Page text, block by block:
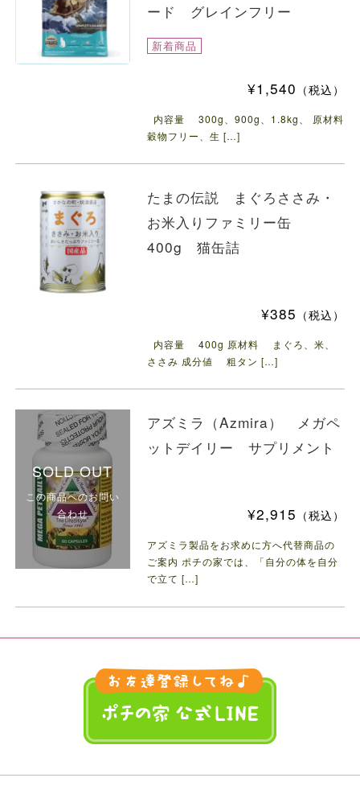
ード グレインフリー
新着商品
¥1,540 （税込）
内容量 300g、900g、1.8kg、 原材料
穀物フリー、生 […]
たまの伝説 まぐろささみ・
お米入りファミリー缶
400g 猫缶詰
¥385 （税込）
内容量 400g 原材料 まぐろ、米、
ささみ 成分値 粗タン […]
SOLD OUT
この商品へのお問い
合わせ
アズミラ（Azmira） メガペ
ットデイリー サプリメント
¥2,915 （税込）
アズミラ製品をお求めに方へ代替商品の
ご案内 ポチの家では、「自分の体を自分
で立て […]